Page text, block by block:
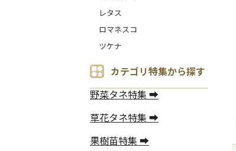
レタス
ロマネスコ
ツケナ
カテゴリ特集から探す
野菜タネ特集 ➡
草花タネ特集 ➡
果樹苗特集 ➡